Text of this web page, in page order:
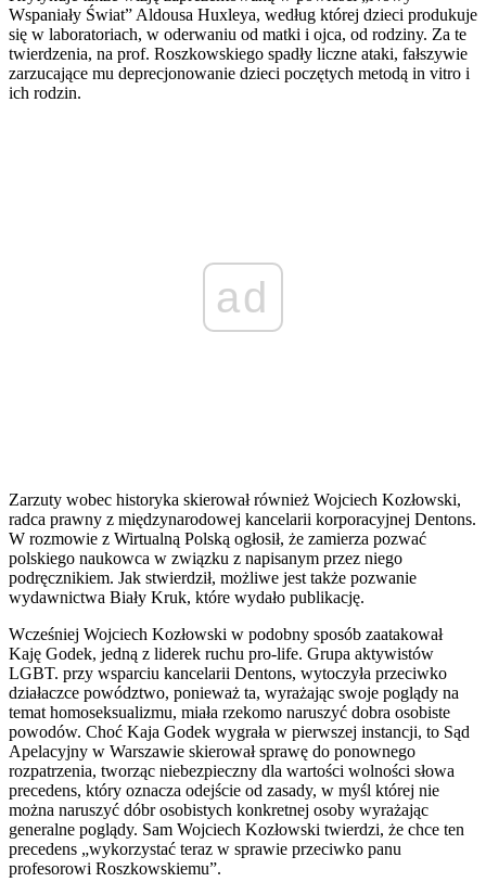
Wspaniały Świat” Aldousa Huxleya, według której dzieci produkuje
się w laboratoriach, w oderwaniu od matki i ojca, od rodziny. Za te
twierdzenia, na prof. Roszkowskiego spadły liczne ataki, fałszywie
zarzucające mu deprecjonowanie dzieci poczętych metodą in vitro i
ich rodzin.
ad
Zarzuty wobec historyka skierował również Wojciech Kozłowski,
radca prawny z międzynarodowej kancelarii korporacyjnej Dentons.
W rozmowie z Wirtualną Polską ogłosił, że zamierza pozwać
polskiego naukowca w związku z napisanym przez niego
podręcznikiem. Jak stwierdził, możliwe jest także pozwanie
wydawnictwa Biały Kruk, które wydało publikację.
Wcześniej Wojciech Kozłowski w podobny sposób zaatakował
Kaję Godek, jedną z liderek ruchu pro-life. Grupa aktywistów
LGBT. przy wsparciu kancelarii Dentons, wytoczyła przeciwko
działaczce powództwo, ponieważ ta, wyrażając swoje poglądy na
temat homoseksualizmu, miała rzekomo naruszyć dobra osobiste
powodów. Choć Kaja Godek wygrała w pierwszej instancji, to Sąd
Apelacyjny w Warszawie skierował sprawę do ponownego
rozpatrzenia, tworząc niebezpieczny dla wartości wolności słowa
precedens, który oznacza odejście od zasady, w myśl której nie
można naruszyć dóbr osobistych konkretnej osoby wyrażając
generalne poglądy. Sam Wojciech Kozłowski twierdzi, że chce ten
precedens „wykorzystać teraz w sprawie przeciwko panu
profesorowi Roszkowskiemu”.